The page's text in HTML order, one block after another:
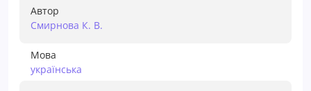
Автор
Смирнова К. В.
Мова
українська